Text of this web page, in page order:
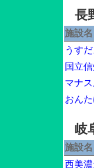
長
施設名
うす
国立
マナ
おん
岐
施設名
西美